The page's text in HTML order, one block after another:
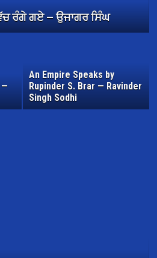
ਰੰਗੇ ਗਏ — ਉਜਾਗਰ ਸਿੰਘ
—
An Empire Speaks by
Rupinder S. Brar — Ravinder
Singh Sodhi